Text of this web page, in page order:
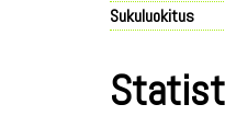
Sukuluokitus